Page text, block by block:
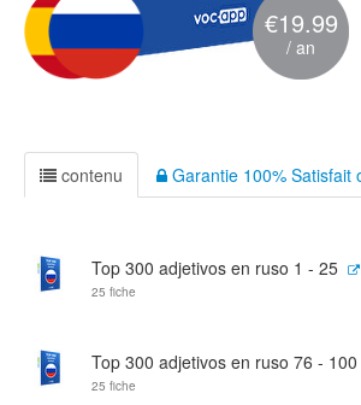
€19.99
/ an
contenu Garantie 100% Satisfait
Top 300 adjetivos en ruso 1 - 25
25 fiche
Top 300 adjetivos en ruso 76 - 100
25 fiche